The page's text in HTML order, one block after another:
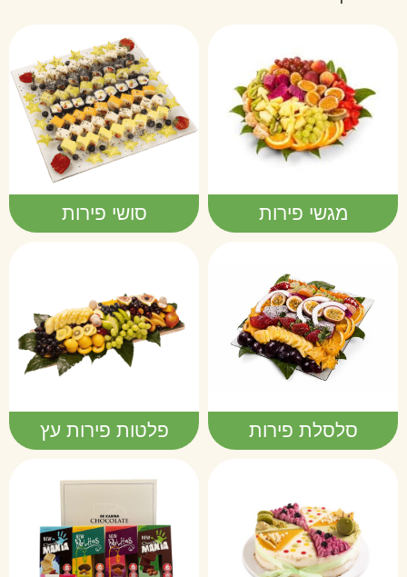
מגשי פירות סושי פירות
סלסלת פירות פלטות פירות עץ